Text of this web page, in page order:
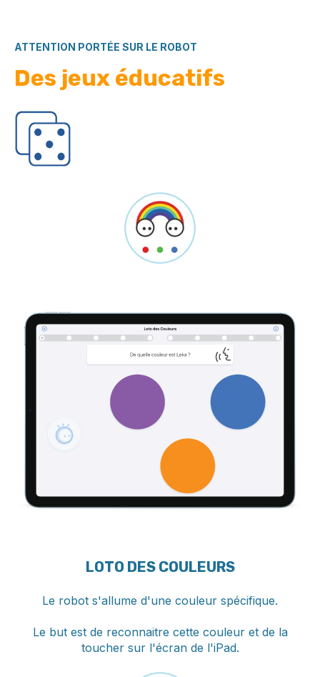
ATTENTION PORTÉE SUR LE ROBOT
Des jeux éducatifs
LOTO DES COULEURS
Le robot s'allume d'une couleur spécifique.
Le but est de reconnaitre cette couleur et de la
toucher sur l'écran de l'iPad.